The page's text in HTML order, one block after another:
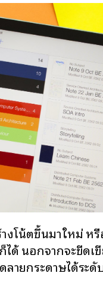
างโน้ตขึ้นมาใหม่
ได้ นอกจากจะขีด
ายกระดาษได้ระ